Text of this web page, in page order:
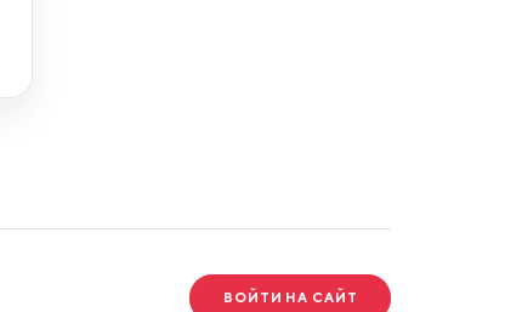
ВОЙТИ НА САЙТ